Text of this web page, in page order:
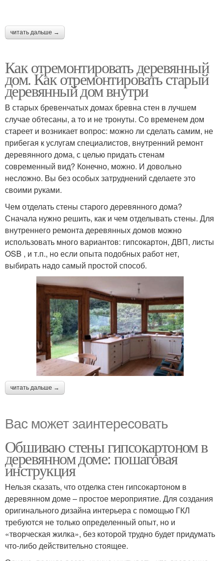
читать дальше →
Как отремонтировать деревянный
дом. Как отремонтировать старый
деревянный дом внутри
В старых бревенчатых домах бревна стен в лучшем
случае обтесаны, а то и не тронуты. Со временем дом
стареет и возникает вопрос: можно ли сделать самим, не
прибегая к услугам специалистов, внутренний ремонт
деревянного дома, с целью придать стенам
современный вид? Конечно, можно. И довольно
несложно. Вы без особых затруднений сделаете это
своими руками.
Чем отделать стены старого деревянного дома?
Сначала нужно решить, как и чем отделывать стены. Для
внутреннего ремонта деревянных домов можно
использовать много вариантов: гипсокартон, ДВП, листы
OSB , и т.п., но если опыта подобных работ нет,
выбирать надо самый простой способ.
читать дальше →
Вас может заинтересовать
Обшиваю стены гипсокартоном в
деревянном доме: пошаговая
инструкция
Нельзя сказать, что отделка стен гипсокартоном в
деревянном доме – простое мероприятие. Для создания
оригинального дизайна интерьера с помощью ГКЛ
требуются не только определенный опыт, но и
«творческая жилка», без которой трудно будет придумать
что-либо действительно стоящее.